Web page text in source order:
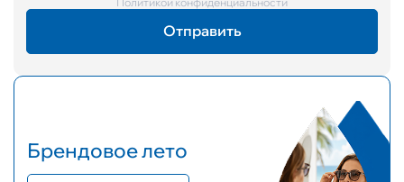
Брендовое лето